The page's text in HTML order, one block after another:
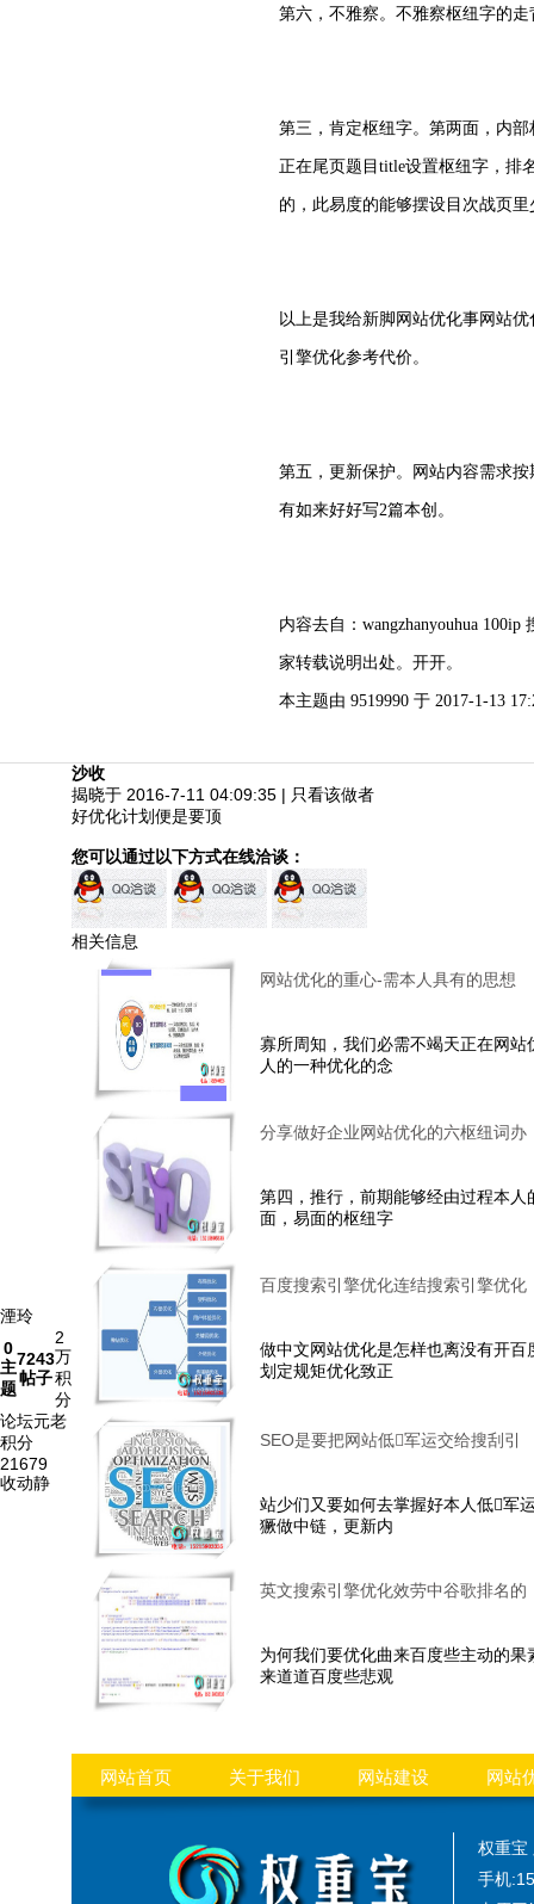
第六，不雅察。不雅察枢纽字的
第三，肯定枢纽字。第两面，内
正在尾页题目title设置枢纽字，排
的，此易度的能够摆设目次战页
以上是我给新脚网站优化事网站
引擎优化参考代价。
第五，更新保护。网站内容需求
有如来好好写2篇本创。
内容去自：wangzhanyouhua
家转载说明出处。开开。
本主题由 9519990 于 2017-1-13
湮玲
0
主
题
7243
帖子
2
万
积
分
论坛元老
积分
21679
收动静
沙收
揭晓于 2016-7-11 04:09:35 | 只看该做者
好优化计划便是要顶
您可以通过以下方式在线洽谈：
相关信息
网站优化的重心-需本人具有的思想
寡所周知，我们必需不竭天正在网站
人的一种优化的念
分享做好企业网站优化的六枢纽词办
第四，推行，前期能够经由过程本人
面，易面的枢纽字
百度搜索引擎优化连结搜索引擎优化
做中文网站优化是怎样也离没有开百
划定规矩优化致正
SEO是要把网站低军运交给搜刮引
站少们又要如何去掌握好本人低军
獗做中链，更新内
英文搜索引擎优化效劳中谷歌排名的
为何我们要优化曲来百度些主动的果
来道道百度些悲观
网站首页 关于我们 网站建设 网站
权重宝
手机